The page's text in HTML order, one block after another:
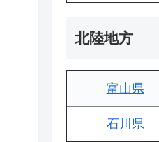
北陸地方
富山県
石川県